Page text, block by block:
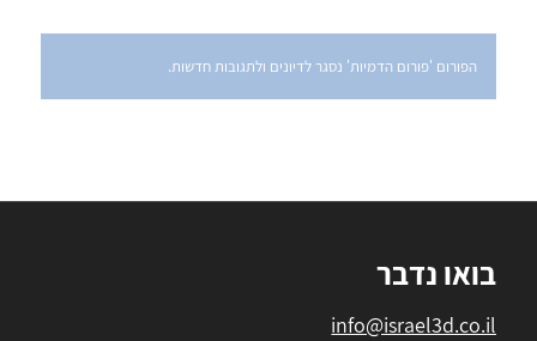
הפורום 'פורום הדמיות' נסגר לדיונים ולתגובות חדשות.
בואו נדבר
info@israel3d.co.il